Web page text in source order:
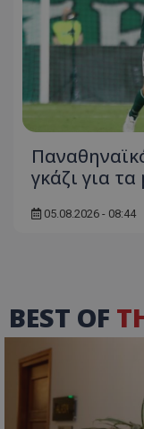
γκάζι για
05.08.2026 - 08:44
BEST OF